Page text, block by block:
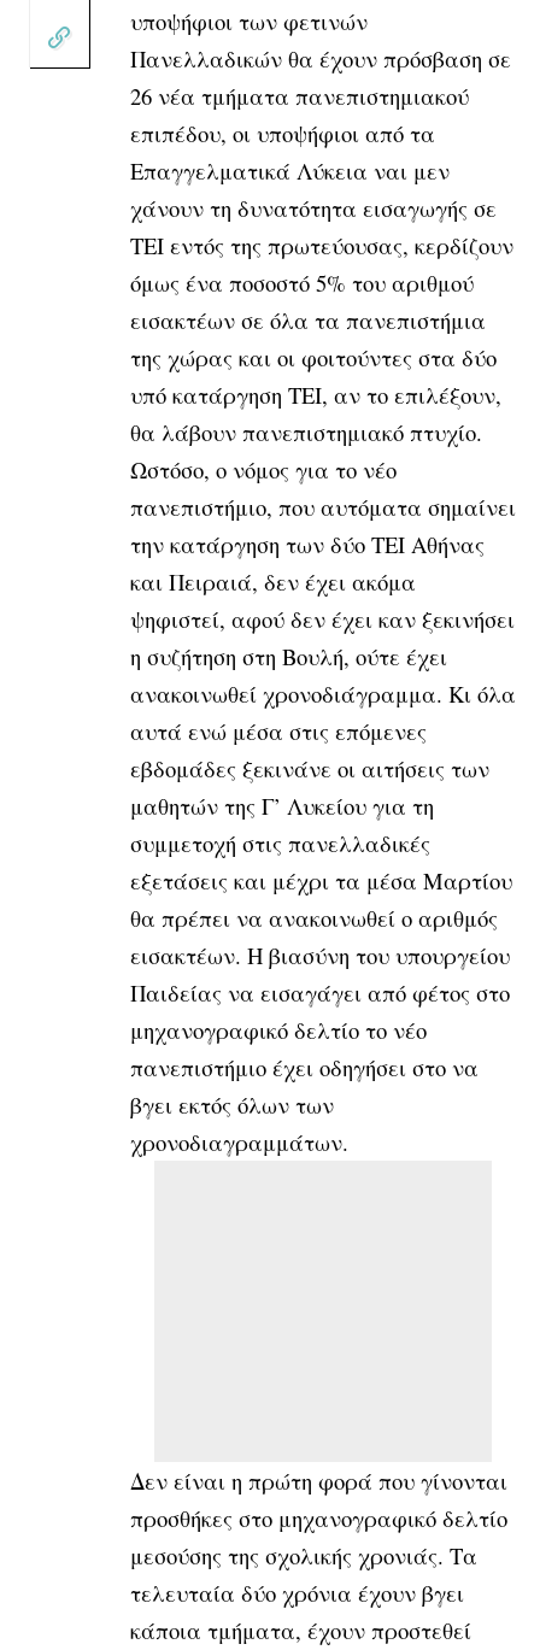
υποψήφιοι των φετινών
Πανελλαδικών θα έχουν πρόσβαση σε
26 νέα τμήματα πανεπιστημιακού
επιπέδου, οι υποψήφιοι από τα
Επαγγελματικά Λύκεια ναι μεν
χάνουν τη δυνατότητα εισαγωγής σε
ΤΕΙ εντός της πρωτεύουσας, κερδίζουν
όμως ένα ποσοστό 5% του αριθμού
εισακτέων σε όλα τα πανεπιστήμια
της χώρας και οι φοιτούντες στα δύο
υπό κατάργηση ΤΕΙ, αν το επιλέξουν,
θα λάβουν πανεπιστημιακό πτυχίο.
Ωστόσο, ο νόμος για το νέο
πανεπιστήμιο, που αυτόματα σημαίνει
την κατάργηση των δύο ΤΕΙ Αθήνας
και Πειραιά, δεν έχει ακόμα
ψηφιστεί, αφού δεν έχει καν ξεκινήσει
η συζήτηση στη Βουλή, ούτε έχει
ανακοινωθεί χρονοδιάγραμμα. Κι όλα
αυτά ενώ μέσα στις επόμενες
εβδομάδες ξεκινάνε οι αιτήσεις των
μαθητών της Γ’ Λυκείου για τη
συμμετοχή στις πανελλαδικές
εξετάσεις και μέχρι τα μέσα Μαρτίου
θα πρέπει να ανακοινωθεί ο αριθμός
εισακτέων. Η βιασύνη του υπουργείου
Παιδείας να εισαγάγει από φέτος στο
μηχανογραφικό δελτίο το νέο
πανεπιστήμιο έχει οδηγήσει στο να
βγει εκτός όλων των
χρονοδιαγραμμάτων.
Δεν είναι η πρώτη φορά που γίνονται
προσθήκες στο μηχανογραφικό δελτίο
μεσούσης της σχολικής χρονιάς. Τα
τελευταία δύο χρόνια έχουν βγει
κάποια τμήματα, έχουν προστεθεί